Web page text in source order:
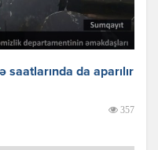
da aparılır
357